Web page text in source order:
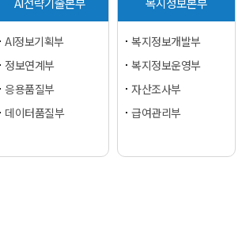
AI정보기획부
정보연계부
응용품질부
데이터품질부
복지정보개발부
복지정보운영부
자산조사부
급여관리부